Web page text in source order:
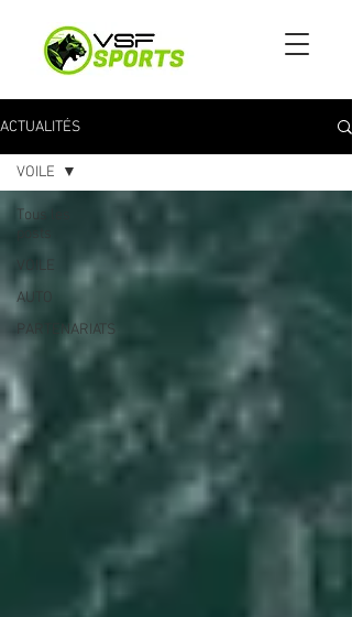
ACTUALITÉS
Tous les
AUTO
PARTENARIATS
VOILE